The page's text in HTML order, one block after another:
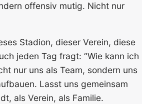
offensiv mutig. Nicht nur
Stadion, dieser Verein, diese
jeden Tag fragt: “Wie kann ich
nur uns als Team, sondern uns
Lasst uns gemeinsam
als Verein, als Familie.